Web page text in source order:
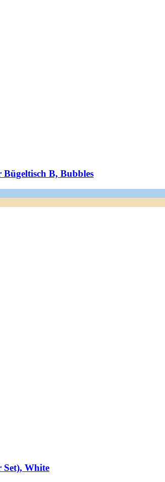
B, Bubbles
Set), White